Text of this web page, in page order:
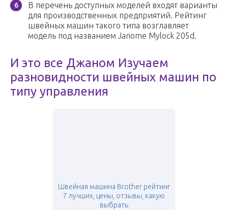
В перечень доступных моделей входят варианты
для производственных предприятий. Рейтинг
швейных машин такого типа возглавляет
модель под названием Janome Mylock 205d.
И это все Джаном Изучаем
разновидности швейных машин по
типу управления
Швейная машина Brother рейтинг
7 лучших, цены, отзывы, какую
выбрать